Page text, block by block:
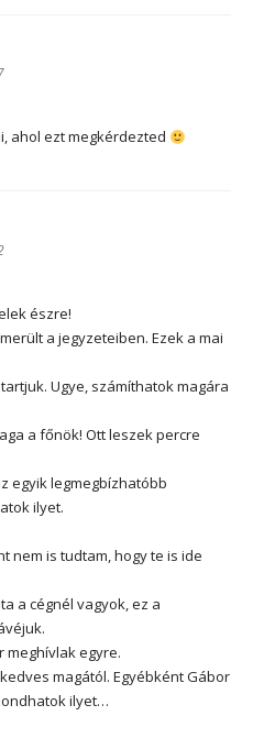
ahol ezt megkérdezted
észre!
a jegyzeteiben. Ezek a mai
Ugye, számíthatok magára
a főnök! Ott leszek percre
egyik legmegbízhatóbb
ilyet.
nem is tudtam, hogy te is ide
a cégnél vagyok, ez a
meghívlak egyre.
magától. Egyébként Gábor
ilyet…